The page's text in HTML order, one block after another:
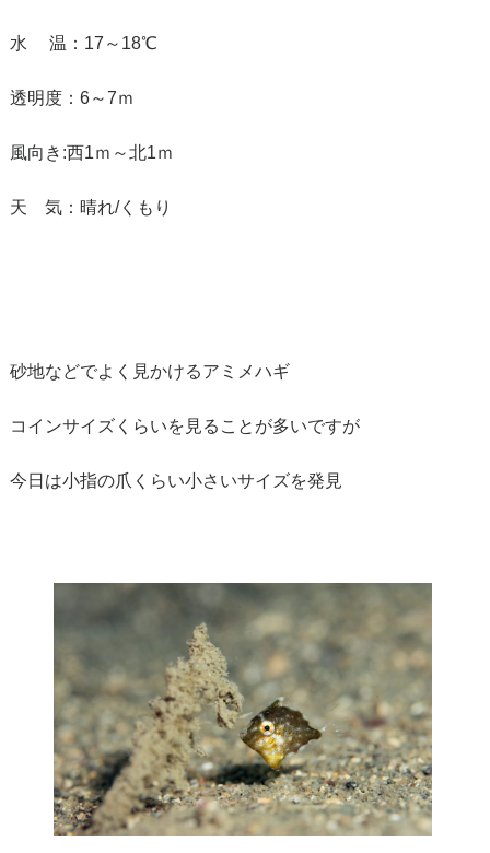
水 温：17～18℃
透明度：6～7ｍ
風向き:西1ｍ～北1ｍ
天 気：晴れ/くもり
砂地などでよく見かけるアミメハギ
コインサイズくらいを見ることが多いですが
今日は小指の爪くらい小さいサイズを発見